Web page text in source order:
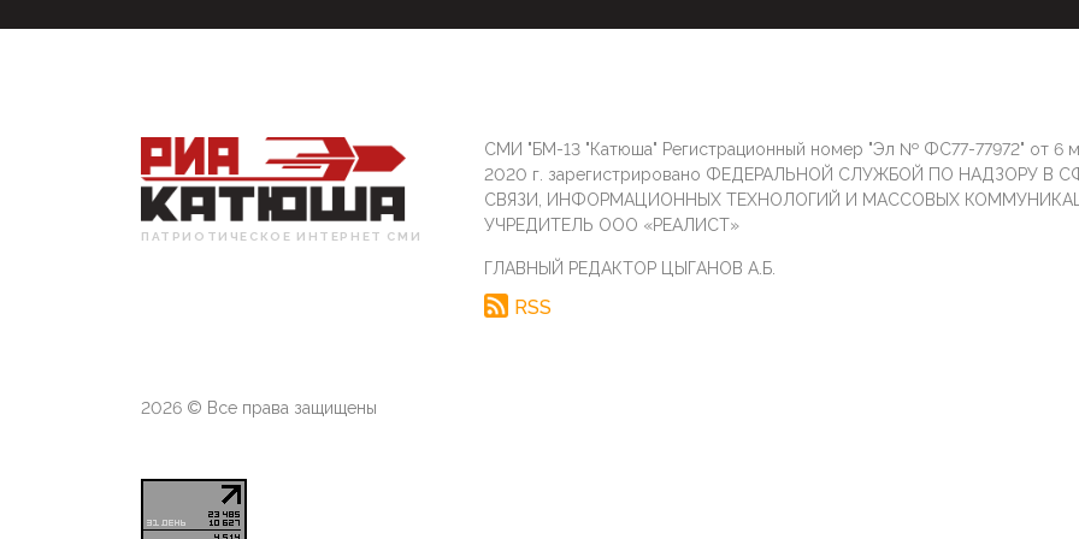
ПАТРИОТИЧЕСКОЕ ИНТЕРНЕТ СМИ
СМИ "БМ-13 "Катюша" Регистрационный номер "Эл № ФС77-77972" от 6
2020 г. зарегистрировано ФЕДЕРАЛЬНОЙ СЛУЖБОЙ ПО НАДЗОРУ В
СВЯЗИ, ИНФОРМАЦИОННЫХ ТЕХНОЛОГИЙ И МАССОВЫХ
УЧРЕДИТЕЛЬ ООО «РЕАЛИСТ»
ГЛАВНЫЙ РЕДАКТОР ЦЫГАНОВ А.Б.
RSS
2026 © Все права защищены